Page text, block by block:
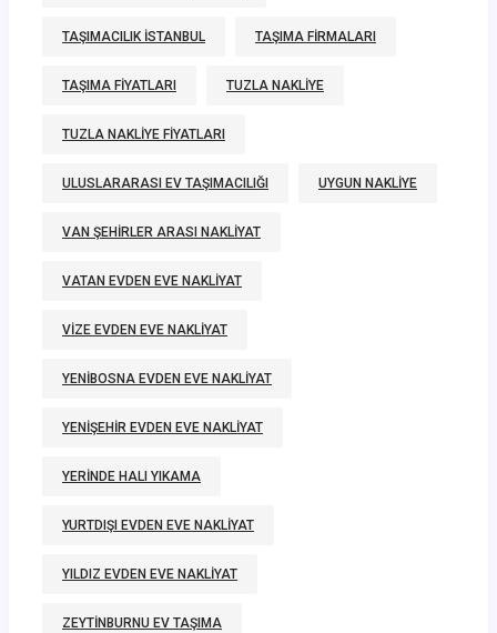
TAŞIMACILIK ISTANBUL TAŞIMA FIRMALARI
TAŞIMA FIYATLARI TUZLA NAKLIYE
TUZLA NAKLIYE FIYATLARI
ULUSLARARASI EV TAŞIMACILIĞI UYGUN NAKLIYE
VAN ŞEHIRLER ARASI NAKLIYAT
VATAN EVDEN EVE NAKLIYAT
VIZE EVDEN EVE NAKLIYAT
YENIBOSNA EVDEN EVE NAKLIYAT
YENIŞEHIR EVDEN EVE NAKLIYAT
YERINDE HALI YIKAMA
YURTDIŞI EVDEN EVE NAKLIYAT
YILDIZ EVDEN EVE NAKLIYAT
ZEYTINBURNU EV TAŞIMA